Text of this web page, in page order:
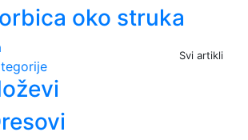
oko struka
Svi artikli